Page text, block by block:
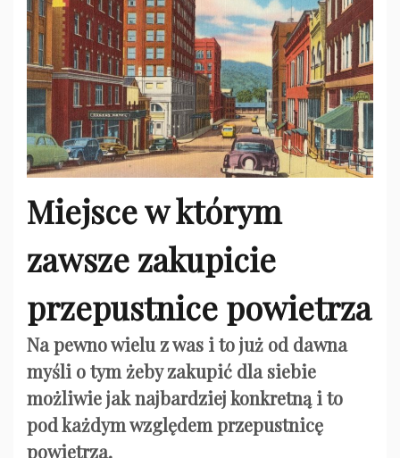
Miejsce w którym
zawsze zakupicie
przepustnice powietrza
Na pewno wielu z was i to już od dawna
myśli o tym żeby zakupić dla siebie
możliwie jak najbardziej konkretną i to
pod każdym względem przepustnicę
powietrza.